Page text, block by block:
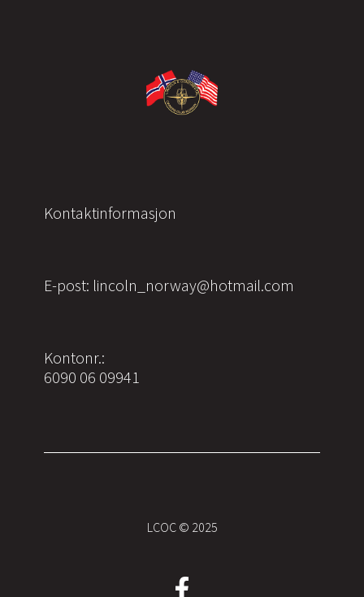
Kontaktinformasjon
E-post: lincoln_norway@hotmail.com
Kontonr.:
6090 06 09941
LCOC © 2025